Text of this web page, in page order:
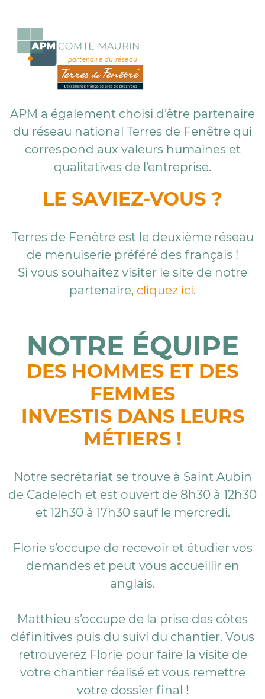
partenaire du réseau
APM a également choisi d’être partenaire
du réseau national Terres de Fenêtre qui
correspond aux valeurs humaines et
qualitatives de l’entreprise.
LE SAVIEZ-VOUS ?
Terres de Fenêtre est le deuxième réseau
de menuiserie préféré des français !
Si vous souhaitez visiter le site de notre
partenaire, cliquez ici.
NOTRE ÉQUIPE
DES HOMMES ET DES
FEMMES
INVESTIS DANS LEURS
MÉTIERS !
Notre secrétariat se trouve à Saint Aubin
de Cadelech et est ouvert de 8h30 à 12h30
et 12h30 à 17h30 sauf le mercredi.
Florie s’occupe de recevoir et étudier vos
demandes et peut vous accueillir en
anglais.
Matthieu s’occupe de la prise des côtes
définitives puis du suivi du chantier. Vous
retrouverez Florie pour faire la visite de
votre chantier réalisé et vous remettre
votre dossier final !